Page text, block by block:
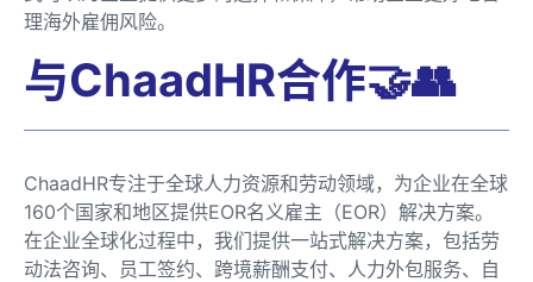
理海外雇佣风险。
与ChaadHR合作🤝👥
ChaadHR专注于全球人力资源和劳动领域，为企业在全球
160个国家和地区提供EOR名义雇主（EOR）解决方案。
在企业全球化过程中，我们提供一站式解决方案，包括劳
动法咨询、员工签约、跨境薪酬支付、人力外包服务、自